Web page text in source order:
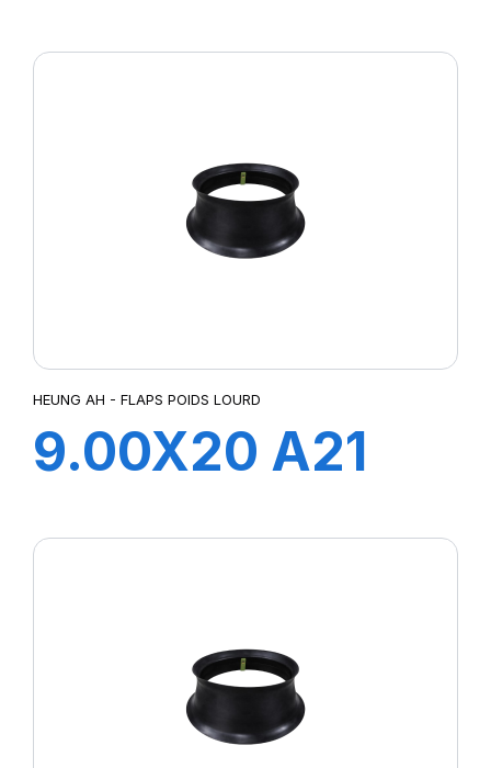
HEUNG AH - FLAPS POIDS LOURD
9.00X20 A21